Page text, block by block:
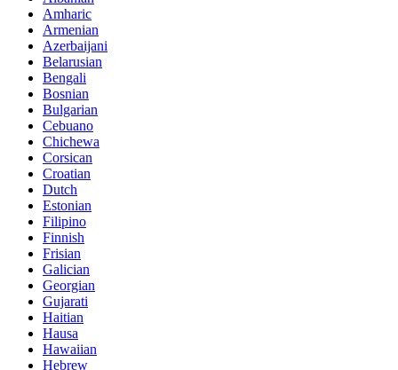
Amharic
Armenian
Azerbaijani
Belarusian
Bengali
Bosnian
Bulgarian
Cebuano
Chichewa
Corsican
Croatian
Dutch
Estonian
Filipino
Finnish
Frisian
Galician
Georgian
Gujarati
Haitian
Hausa
Hawaiian
Hebrew